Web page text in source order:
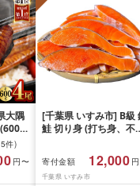
大隅
う
件)
円〜
[千葉県 いすみ市] B級
鮭 切り身 (打ち身、不
凍 魚 訳あり 海鮮 西川
おつまみ おかず
寄付金額 12,000
千葉県 いすみ市